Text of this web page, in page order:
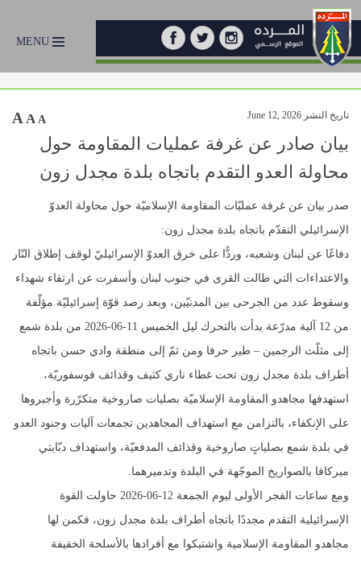
MENU
تاريخ النشر June 12, 2026 A A A
بيان صادر عن غرفة عمليات المقاومة حول
محاولة العدو التقدم باتجاه بلدة مجدل زون
صدر بيان عن غرفة عمليّات المقاومة الإسلاميّة حول محاولة العدوّ
الإسرائيلي التقدّم باتجاه بلدة مجدل زون:‏
دفاعًا عن لبنان وشعبه، وردًّا على خرق العدوّ الإسرائيليّ لوقف إطلاق النّار
والاعتداءات التي طالت القرى في جنوب لبنان وأسفرت عن ارتقاء شهداء
وسقوط عدد من الجرحى بين المدنيّين، وبعد رصد قوّة إسرائيليّة مؤلّفة
من 12 آلية مدرّعة بدأت بالتحرك ليل الخميس 11-06-2026 من بلدة شمع
إلى مثلّث الرجمين – طير حرفا ومن ثمّ إلى منطقة وادي حسن باتجاه
أطراف بلدة مجدل زون تحت غطاء ناري كثيف وقذائف فوسفوريّة،
استهدفها مجاهدو المقاومة الإسلاميّة بصليات صاروخية متكرّرة وأجبروها
على الإنكفاء، بالتزامن مع استهداف المجاهدين تجمعات آليات وجنود العدو
في بلدة شمع بصلياتٍ صاروخية وقذائف المدفعيّة، واستهداف دبّابتي
ميركافا بالصواريخ الموجّهة في البلدة وتدميرهما.
ومع ساعات الفجر الأولى ليوم الجمعة 12-06-2026 حاولت القوة
الإسرائيلية التقدم مجددًا باتجاه أطراف بلدة مجدل زون، فكمن لها
مجاهدو المقاومة الإسلامية واشتبكوا مع أفرادها بالأسلحة الخفيفة